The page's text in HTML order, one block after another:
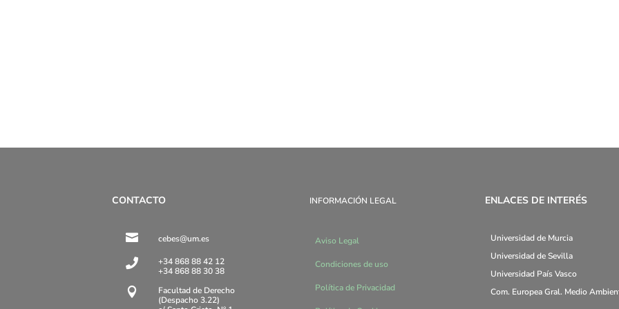
CONTACTO
 cebes@um.es

+34 868 88 42 12
+34 868 88 30 38

Facultad de Derecho
(Despacho 3.22)
INFORMACIÓN LEGAL
Aviso Legal
Condiciones de uso
Política de Privacidad
ENLACES DE INTERÉS
Universidad de Murcia
Universidad de Sevilla
Universidad País Vasco
Com. Europea Gral. Medio